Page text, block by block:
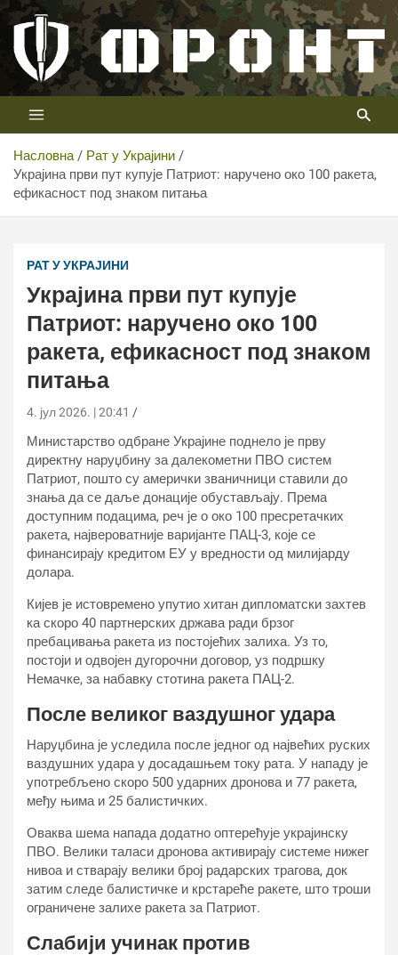
Скип
цонтент
Телевизија ФРОНТ
Први војни канал у Србији
Насловна
Рат у Украјини
Украјина први пут купује Патриот: наручено око 100 ракета,
ефикасност под знаком питања
РАТ У УКРАЈИНИ
Украјина први пут купује
Патриот: наручено око 100
ракета, ефикасност под знаком
питања
4. јул 2026. | 20:41
Министарство одбране Украјине поднело је прву
директну наруџбину за далекометни ПВО систем
Патриот, пошто су амерички званичници ставили до
знања да се даље донације обустављају. Према
доступним подацима, реч је о око 100 пресретачких
ракета, највероватније варијанте ПАЦ-3, које се
финансирају кредитом ЕУ у вредности од милијарду
долара.
Кијев је истовремено упутио хитан дипломатски захтев
ка скоро 40 партнерских држава ради брзог
пребацивања ракета из постојећих залиха. Уз то,
постоји и одвојен дугорочни договор, уз подршку
Немачке, за набавку стотина ракета ПАЦ-2.
После великог ваздушног удара
Наруџбина је уследила после једног од највећих руских
ваздушних удара у досадашњем току рата. У нападу је
употребљено скоро 500 ударних дронова и 77 ракета,
међу њима и 25 балистичких.
Оваква шема напада додатно оптерећује украјинску
ПВО. Велики таласи дронова активирају системе нижег
нивоа и стварају велики број радарских трагова, док
затим следе балистичке и крстареће ракете, што троши
ограничене залихе ракета за Патриот.
Слабији учинак против